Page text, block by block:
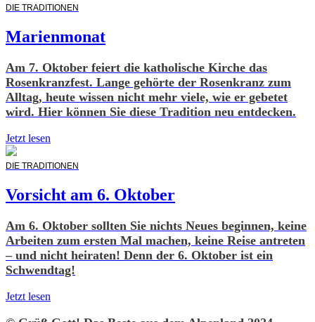
DIE TRADITIONEN
Marienmonat
Am 7. Oktober feiert die katholische Kirche das
Rosenkranzfest. Lange gehörte der Rosenkranz zum
Alltag, heute wissen nicht mehr viele, wie er gebetet
wird. Hier können Sie diese Tradition neu entdecken.
Jetzt lesen
DIE TRADITIONEN
Vorsicht am 6. Oktober
Am 6. Oktober sollten Sie nichts Neues beginnen, keine
Arbeiten zum ersten Mal machen, keine Reise antreten
– und nicht heiraten! Denn der 6. Oktober ist ein
Schwendtag!
Jetzt lesen